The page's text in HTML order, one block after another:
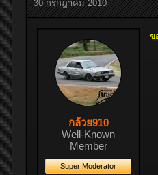
30 กรกฎาคม 2010
กล้วย910
Well-Known
Member
Super Moderator
ข